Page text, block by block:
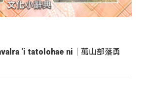
‘i tatolohae ni｜萬山部落勇